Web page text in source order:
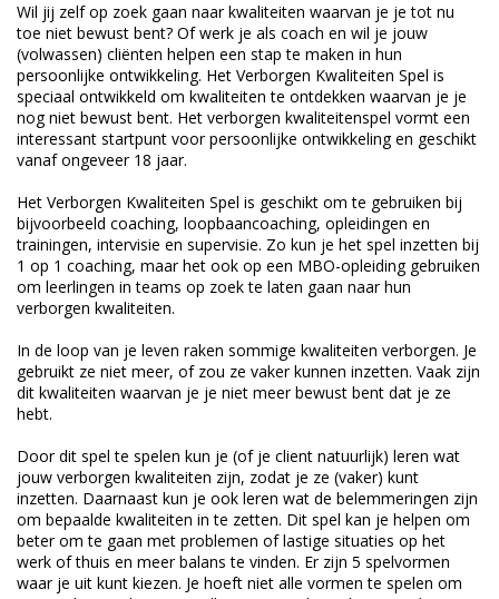
Wil jij zelf op zoek gaan naar kwaliteiten waarvan je je tot nu
toe niet bewust bent? Of werk je als coach en wil je jouw
(volwassen) cliënten helpen een stap te maken in hun
persoonlijke ontwikkeling. Het Verborgen Kwaliteiten Spel is
speciaal ontwikkeld om kwaliteiten te ontdekken waarvan je je
nog niet bewust bent. Het verborgen kwaliteitenspel vormt een
interessant startpunt voor persoonlijke ontwikkeling en geschikt
vanaf ongeveer 18 jaar.
Het Verborgen Kwaliteiten Spel is geschikt om te gebruiken bij
bijvoorbeeld coaching, loopbaancoaching, opleidingen en
trainingen, intervisie en supervisie. Zo kun je het spel inzetten bij
1 op 1 coaching, maar het ook op een MBO-opleiding gebruiken
om leerlingen in teams op zoek te laten gaan naar hun
verborgen kwaliteiten.
In de loop van je leven raken sommige kwaliteiten verborgen. Je
gebruikt ze niet meer, of zou ze vaker kunnen inzetten. Vaak zijn
dit kwaliteiten waarvan je je niet meer bewust bent dat je ze
hebt.
Door dit spel te spelen kun je (of je client natuurlijk) leren wat
jouw verborgen kwaliteiten zijn, zodat je ze (vaker) kunt
inzetten. Daarnaast kun je ook leren wat de belemmeringen zijn
om bepaalde kwaliteiten in te zetten. Dit spel kan je helpen om
beter om te gaan met problemen of lastige situaties op het
werk of thuis en meer balans te vinden. Er zijn 5 spelvormen
waar je uit kunt kiezen. Je hoeft niet alle vormen te spelen om